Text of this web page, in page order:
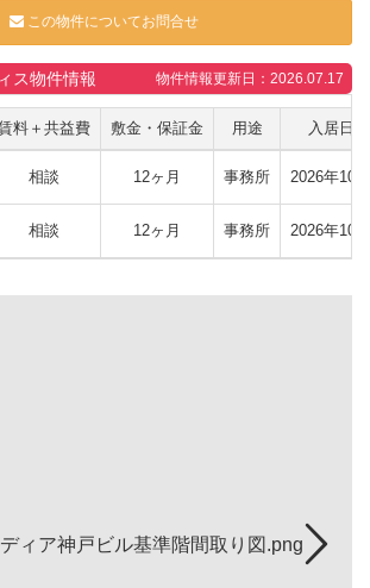
この物件についてお問合せ
ス物件情報 物件情報更新日：2026.07.17
料＋共益費 敷金・保証金 用途 入居日
相談 12ヶ月 事務所 2026年10月
相談 12ヶ月 事務所 2026年10月